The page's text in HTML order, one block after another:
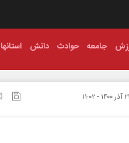
جامعه حوادث دانش استانها
۲۱ آذر ۱۴۰۰ - ۱۱:۰۲